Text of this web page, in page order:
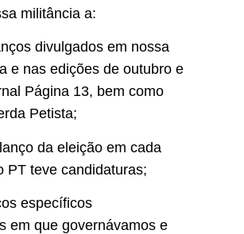
militância a:
divulgados em nossa
e nas edições de outubro e
Página 13, bem como
Petista;
da eleição em cada
PT teve candidaturas;
específicos
em que governávamos e